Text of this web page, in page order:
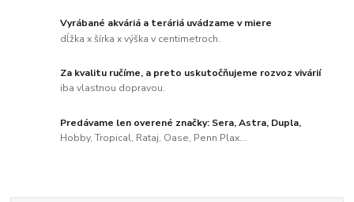
Vyrábané akváriá a teráriá uvádzame v miere
dĺžka x šírka x výška v centimetroch.
Za kvalitu ručíme, a preto uskutočňujeme rozvoz vivárií
iba vlastnou dopravou.
Predávame len overené značky: Sera, Astra, Dupla,
Hobby, Tropical, Rataj, Oase, Penn Plax...